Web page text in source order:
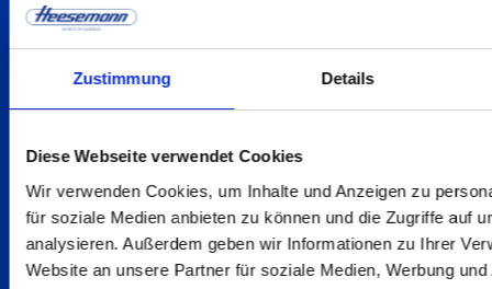
Zustimmung Details
Diese Webseite verwendet Cookies
Wir verwenden Cookies, um Inhalte und Anzeigen zu
für soziale Medien anbieten zu können und die Zugriffe auf
analysieren. Außerdem geben wir Informationen zu Ihrer
Website an unsere Partner für soziale Medien, Werbung
Kontakt
E-Mail
info@heesemann.de
Reuterstraße 15